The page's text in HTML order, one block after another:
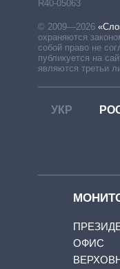
R40-05063
© 2009—2026
охраняются
собой право не
публикуется на
являются третьи
УКР
ОФИС